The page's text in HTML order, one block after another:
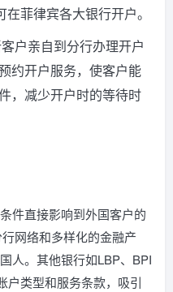
菲律宾各大银行开户。
户亲自到分行办理开户
约开户服务，使客户能
，减少开户时的等待时
件直接影响到外国客户的
网络和多样化的金融产
人。其他银行如LBP、BPI
户类型和服务条款，吸引